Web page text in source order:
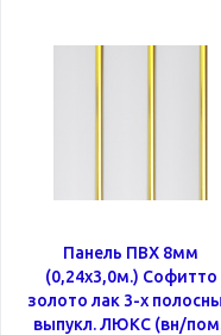
Панель ПВХ 8мм
(0,24x3,0м.) Cофитто
золото лак 3-х
выпукл. ЛЮКС (вн/